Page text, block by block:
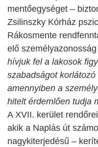
mentőegységet –
Zsilinszky Kórház
Rákosmente
elő
hívjuk fel a lakosok
szabadságot
amennyiben a
hitelt érdemlően tudja
A XVII. kerület
akik a Naplás út
nagykiterjedésű –